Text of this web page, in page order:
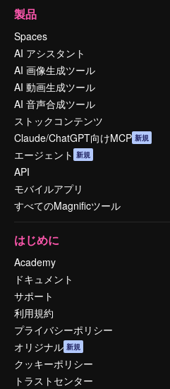
製品
Spaces
AI アシスタント
AI 画像生成ツール
AI 動画生成ツール
AI 音声合成ツール
ストックコンテンツ
Claude/ChatGPT向けMCP 新規
エージェント 新規
API
モバイルアプリ
すべてのMagnificツール
はじめに
Academy
ドキュメント
サポート
利用規約
プライバシーポリシー
オリジナル 新規
クッキーポリシー
トラストセンター